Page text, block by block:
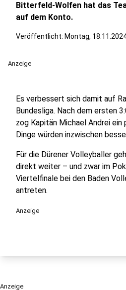
Bitterfeld-Wolfen hat das
auf dem Konto.
Veröffentlicht: Montag,
Anzeige
Es verbessert sich damit auf
Bundesliga. Nach dem ersten
zog Kapitän Michael Andrei
Dinge würden inzwischen
Für die Dürener Volleyballer
direkt weiter – und zwar im
Viertelfinale bei den Baden
antreten.
Anzeige
Anzeige